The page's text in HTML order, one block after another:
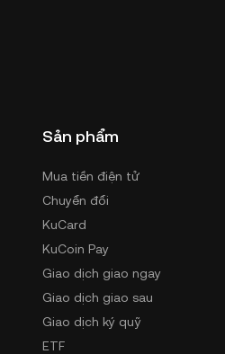
Sản phẩm
Mua tiền điện tử
Chuyển đổi
KuCard
KuCoin Pay
Giao dịch giao ngay
Giao dịch giao sau
Giao dịch ký quỹ
ETF